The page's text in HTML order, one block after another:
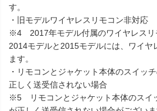
す。
・旧モデルワイヤレスリモコン非対応
※4 2017年モデル付属のワイヤレスリ
2014モデルと2015モデルには、ワイヤ
ます。
・リモコンとジャケット本体のスイッ
正しく送受信されない場合
※5 リモコンとジャケット本体のスイ